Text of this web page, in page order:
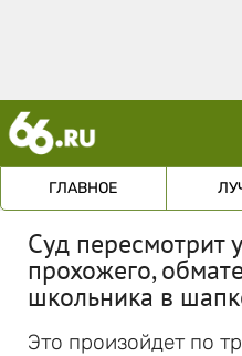
ГЛАВНОЕ
Суд пересмотрит
прохожего,
школьника в
Это произойдет по